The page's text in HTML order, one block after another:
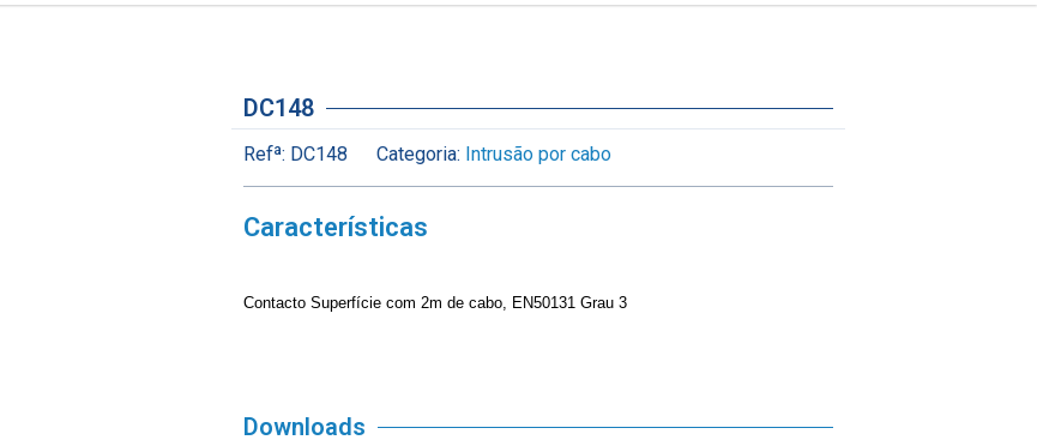
DC148
Refª: DC148 Categoria: Intrusão por cabo
Características
Contacto Superfície com 2m de cabo, EN50131 Grau 3
Downloads